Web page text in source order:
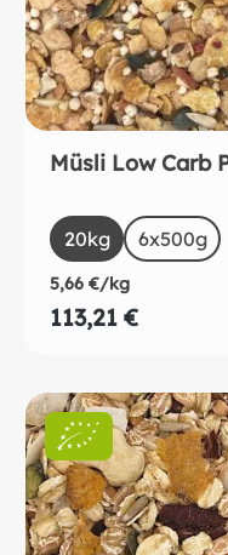
Müsli Low Carb
Sizeauswählen
20kg 6x500g
5,66 €/kg
113,21 €